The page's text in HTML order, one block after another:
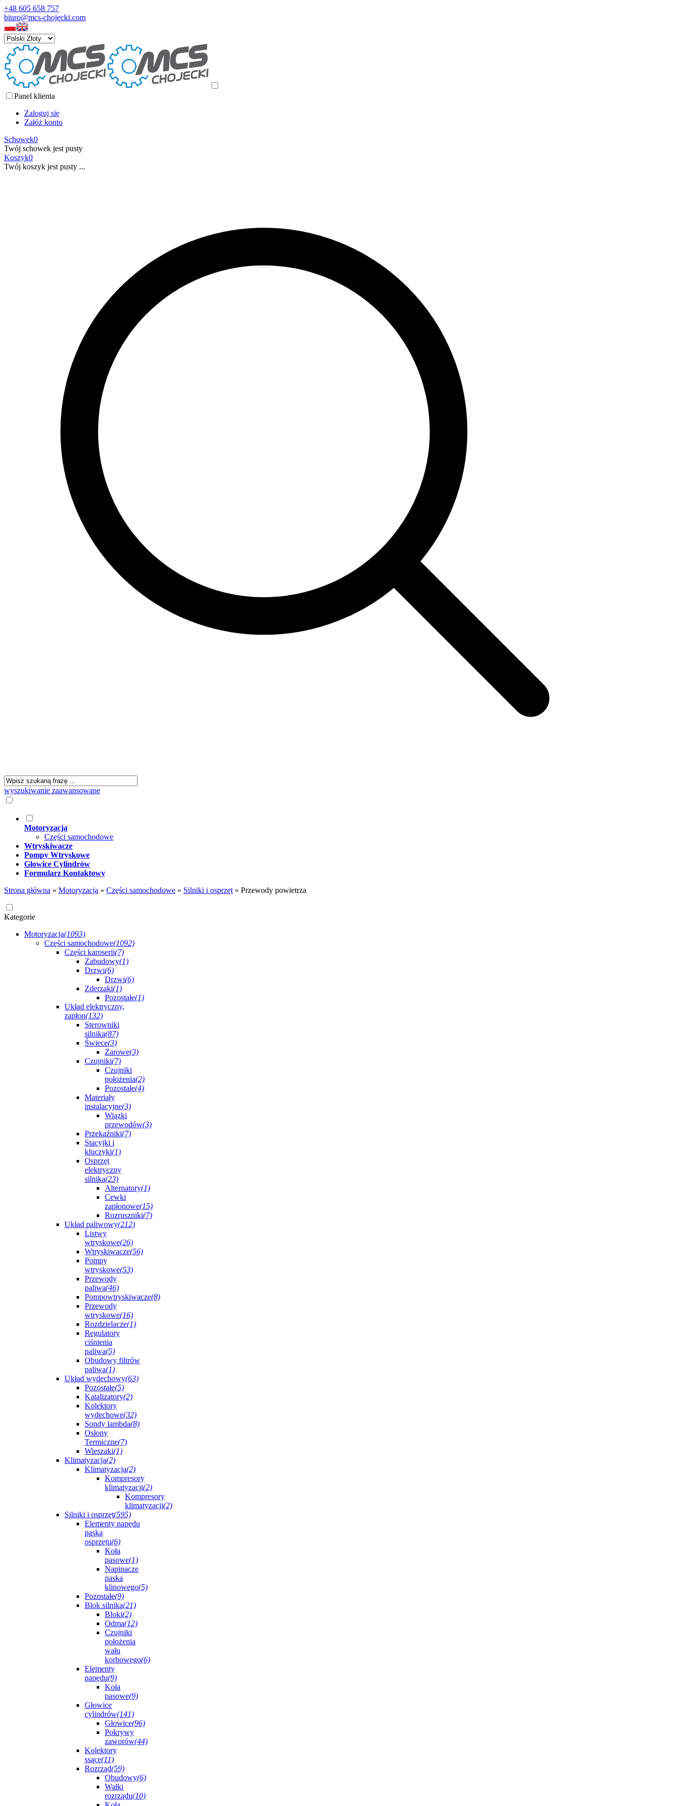
+48 605 658 757
biuro@mcs-chojecki.com
Panel klienta
Zaloguj się
Załóż konto
Schowek0
Twój schowek jest pusty
Koszyk0
Twój koszyk jest pusty ...
wyszukiwanie zaawansowane
Motoryzacja
Części samochodowe
Wtryskiwacze
Pompy Wtryskowe
Głowice Cylindrów
Formularz Kontaktowy
Strona główna » Motoryzacja » Części samochodowe » Silniki i osprzęt » Przewody powietrza
Kategorie
Motoryzacja(1093)
Części samochodowe(1092)
Części karoserii(7)
Zabudowy(1)
Drzwi(6)
Drzwi(6)
Zderzaki(1)
Pozostałe(1)
Układ elektryczny,
zapłon(132)
Sterowniki
silnika(87)
Świece(3)
Żarowe(3)
Czujniki(7)
Czujniki
położenia(2)
Pozostałe(4)
Materiały
instalacyjne(3)
Wiązki
przewodów(3)
Przekaźniki(7)
Stacyjki i
kluczyki(1)
Osprzęt
elektryczny
silnika(23)
Alternatory(1)
Cewki
zapłonowe(15)
Rozruszniki(7)
Układ paliwowy(212)
Listwy
wtryskowe(26)
Wtryskiwacze(56)
Pompy
wtryskowe(53)
Przewody
paliwa(46)
Pompowtryskiwacze(8)
Przewody
wtryskowe(16)
Rozdzielacze(1)
Regulatory
ciśnienia
paliwa(5)
Obudowy filtrów
paliwa(1)
Układ wydechowy(63)
Pozostałe(5)
Katalizatory(2)
Kolektory
wydechowe(32)
Sondy lambda(8)
Osłony
Termiczne(7)
Wieszaki(1)
Klimatyzacja(2)
Klimatyzacja(2)
Kompresory
klimatyzacji(2)
Kompresory
klimatyzacji(2)
Silniki i osprzęt(595)
Elementy napędu
paska
osprzętu(6)
Koła
pasowe(1)
Napinacze
paska
klinowego(5)
Pozostałe(9)
Blok silnika(21)
Bloki(2)
Odma(12)
Czujniki
położenia
wału
korbowego(6)
Elementy
napędu(9)
Koła
pasowe(9)
Głowice
cylindrów(141)
Głowice(96)
Pokrywy
zaworów(44)
Kolektory
ssące(11)
Rozrząd(59)
Obudowy(6)
Wałki
rozrządu(10)